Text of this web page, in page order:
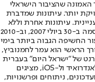
שהציבור הישראלי
יותר. עיתונות שמדברת
עיתונות אחרת וללא
תשלום. המהדורה המודפסת הראשונה פורסמה ב-30 ביולי 2007, וב-2010
החשיפה הגבוה ביותר בימי
הראשי הוא עמר לחמנוביץ,
של "ישראל היום" בעברית
ובאנגלית, כמו כן היישומונים (אפליקציות) לאנדרואיד ול-iOS, מציגים
ניתוחים ופרשנויות,